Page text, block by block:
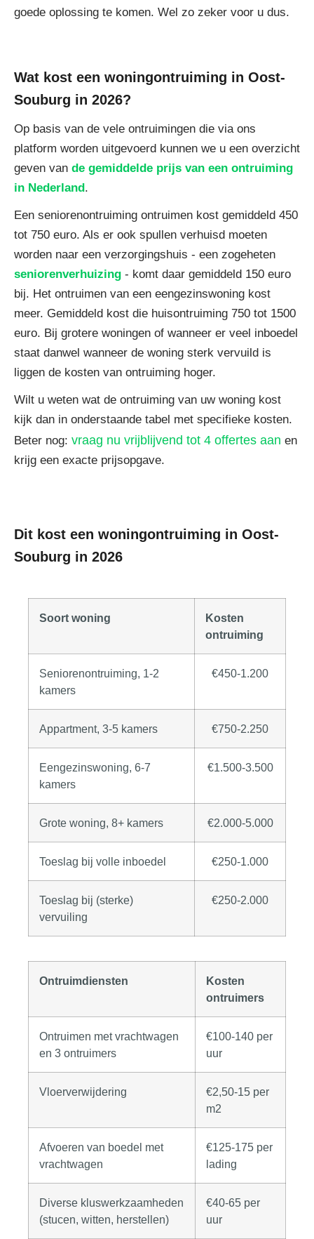
goede oplossing te komen. Wel zo zeker voor u dus.
Wat kost een woningontruiming in Oost-
Souburg in 2026?
Op basis van de vele ontruimingen die via ons
platform worden uitgevoerd kunnen we u een overzicht
geven van de gemiddelde prijs van een ontruiming
in Nederland .
Een seniorenontruiming ontruimen kost gemiddeld 450
tot 750 euro. Als er ook spullen verhuisd moeten
worden naar een verzorgingshuis - een zogeheten
seniorenverhuizing - komt daar gemiddeld 150 euro
bij. Het ontruimen van een eengezinswoning kost
meer. Gemiddeld kost die huisontruiming 750 tot 1500
euro. Bij grotere woningen of wanneer er veel inboedel
staat danwel wanneer de woning sterk vervuild is
liggen de kosten van ontruiming hoger.
Wilt u weten wat de ontruiming van uw woning kost
kijk dan in onderstaande tabel met specifieke kosten.
Beter nog: vraag nu vrijblijvend tot 4 offertes aan en
krijg een exacte prijsopgave.
Dit kost een woningontruiming in Oost-
Souburg in 2026
Soort woning
Kosten
ontruiming
Seniorenontruiming, 1-2
kamers
€450-1.200
Appartment, 3-5 kamers €750-2.250
Eengezinswoning, 6-7
kamers
€1.500-3.500
Grote woning, 8+ kamers €2.000-5.000
Toeslag bij volle inboedel €250-1.000
Toeslag bij (sterke)
vervuiling
€250-2.000
Ontruimdiensten
Kosten
ontruimers
Ontruimen met vrachtwagen
en 3 ontruimers
€100-140 per
uur
Vloerverwijdering
€2,50-15 per
m2
Afvoeren van boedel met
vrachtwagen
€125-175 per
lading
Diverse kluswerkzaamheden
(stucen, witten, herstellen)
€40-65 per
uur